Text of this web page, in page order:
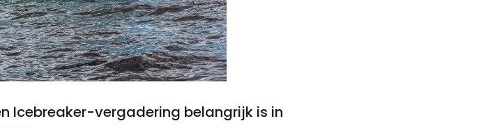
Icebreaker-vergadering belangrijk is in